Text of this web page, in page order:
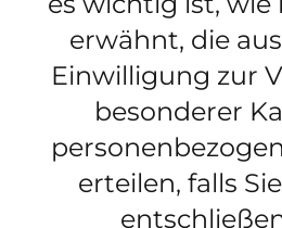
erwähnt, die
Einwilligung zur
besonderer
erteilen, falls